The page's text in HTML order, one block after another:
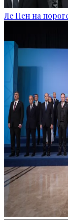
Ле Пен на